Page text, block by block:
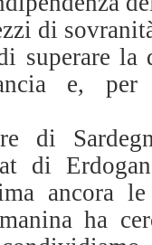
di
superare la
e,
di
di
ancora
ha